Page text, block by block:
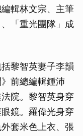
輯林文宗、主筆
「重光團隊」成
黎智英妻子李韻
前總編輯鍾沛
院。黎智英身穿
鏡。羅偉光身穿
套米色上衣、張